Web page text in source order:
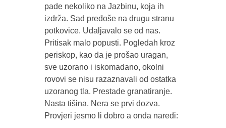
pade nekoliko na Jazbinu, koja ih
izdrža. Sad pređoše na drugu stranu
potkovice. Udaljavalo se od nas.
Pritisak malo popusti. Pogledah kroz
periskop, kao da je prošao uragan,
sve uzorano i iskomadano, okolni
rovovi se nisu razaznavali od ostatka
uzoranog tla. Prestade granatiranje.
Nasta tišina. Nera se prvi dozva.
Provjeri jesmo li dobro a onda naredi: